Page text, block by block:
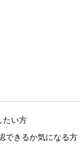
たい方
できるか気になる方